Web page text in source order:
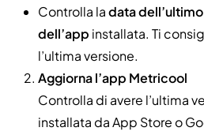
Controlla ladata
dell’app installata. Ti
l’ultima versione.
Aggiorna l’app Metricool
Controlla di avere l’ultima
installata da App Store o